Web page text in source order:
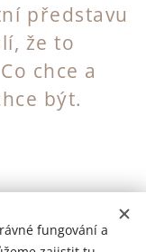
představu
že to
chce a
být.
fungování a